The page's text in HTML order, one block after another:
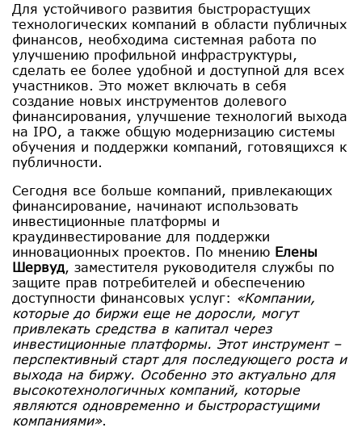
Для устойчивого развития быстрорастущих
технологических компаний в области публичных
финансов, необходима системная работа по
улучшению профильной инфраструктуры,
сделать ее более удобной и доступной для всех
участников. Это может включать в себя
создание новых инструментов долевого
финансирования, улучшение технологий выхода
на IPO, а также общую модернизацию системы
обучения и поддержки компаний, готовящихся к
публичности.
Сегодня все больше компаний, привлекающих
финансирование, начинают использовать
инвестиционные платформы и
краудинвестирование для поддержки
инновационных проектов. По мнению Елены
Шервуд, заместителя руководителя службы по
защите прав потребителей и обеспечению
доступности финансовых услуг: «Компании,
которые до биржи еще не доросли, могут
привлекать средства в капитал через
инвестиционные платформы. Этот инструмент –
перспективный старт для последующего роста и
выхода на биржу. Особенно это актуально для
высокотехнологичных компаний, которые
являются одновременно и быстрорастущими
компаниями».